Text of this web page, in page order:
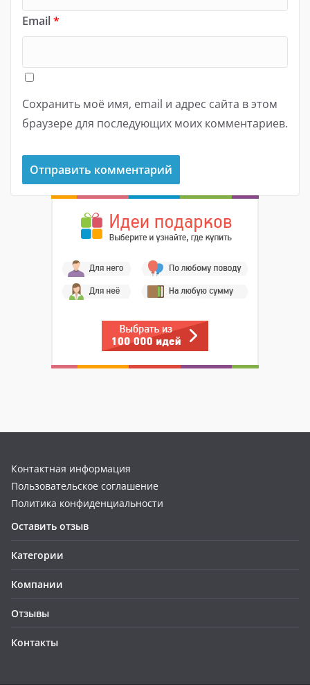
Email*
Сохранить моё имя, email и адрес сайта в этом
браузере для последующих моих комментариев.
Контактная информация
Пользовательское соглашение
Политика конфиденциальности
Оставить отзыв
Категории
Компании
Отзывы
Контакты